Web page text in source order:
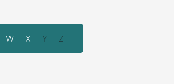
W X Y Z